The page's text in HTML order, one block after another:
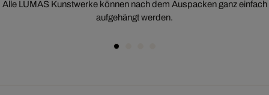
Alle LUMAS Kunstwerke können nach dem Auspacken ganz einfach
aufgehängt werden.